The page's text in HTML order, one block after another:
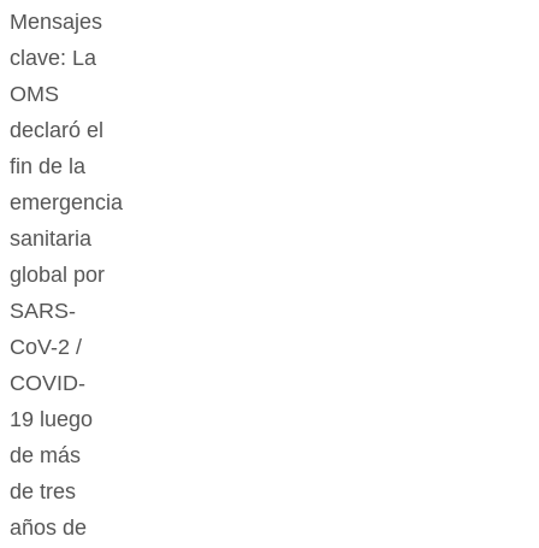
Mensajes
clave: La
OMS
declaró el
fin de la
emergencia
sanitaria
global por
SARS-
CoV-2 /
COVID-
19 luego
de más
de tres
años de